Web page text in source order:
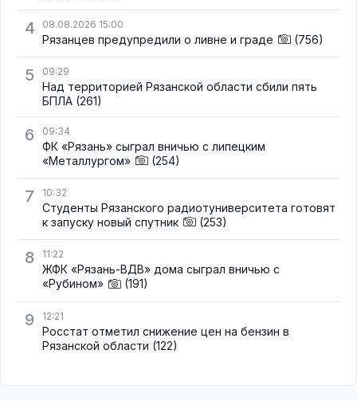
4 08.08.2026 15:00
Рязанцев предупредили о ливне и граде (756)
5 09:29
Над территорией Рязанской области сбили пять
БПЛА (261)
6 09:34
ФК «Рязань» сыграл вничью с липецким
«Металлургом»
(254)
7 10:32
Студенты Рязанского радиотуниверситета готовят
к запуску новый спутник
(253)
8 11:22
ЖФК «Рязань-ВДВ» дома сыграл вничью с
«Рубином»
(191)
9 12:21
Росстат отметил снижение цен на бензин в
Рязанской области (122)